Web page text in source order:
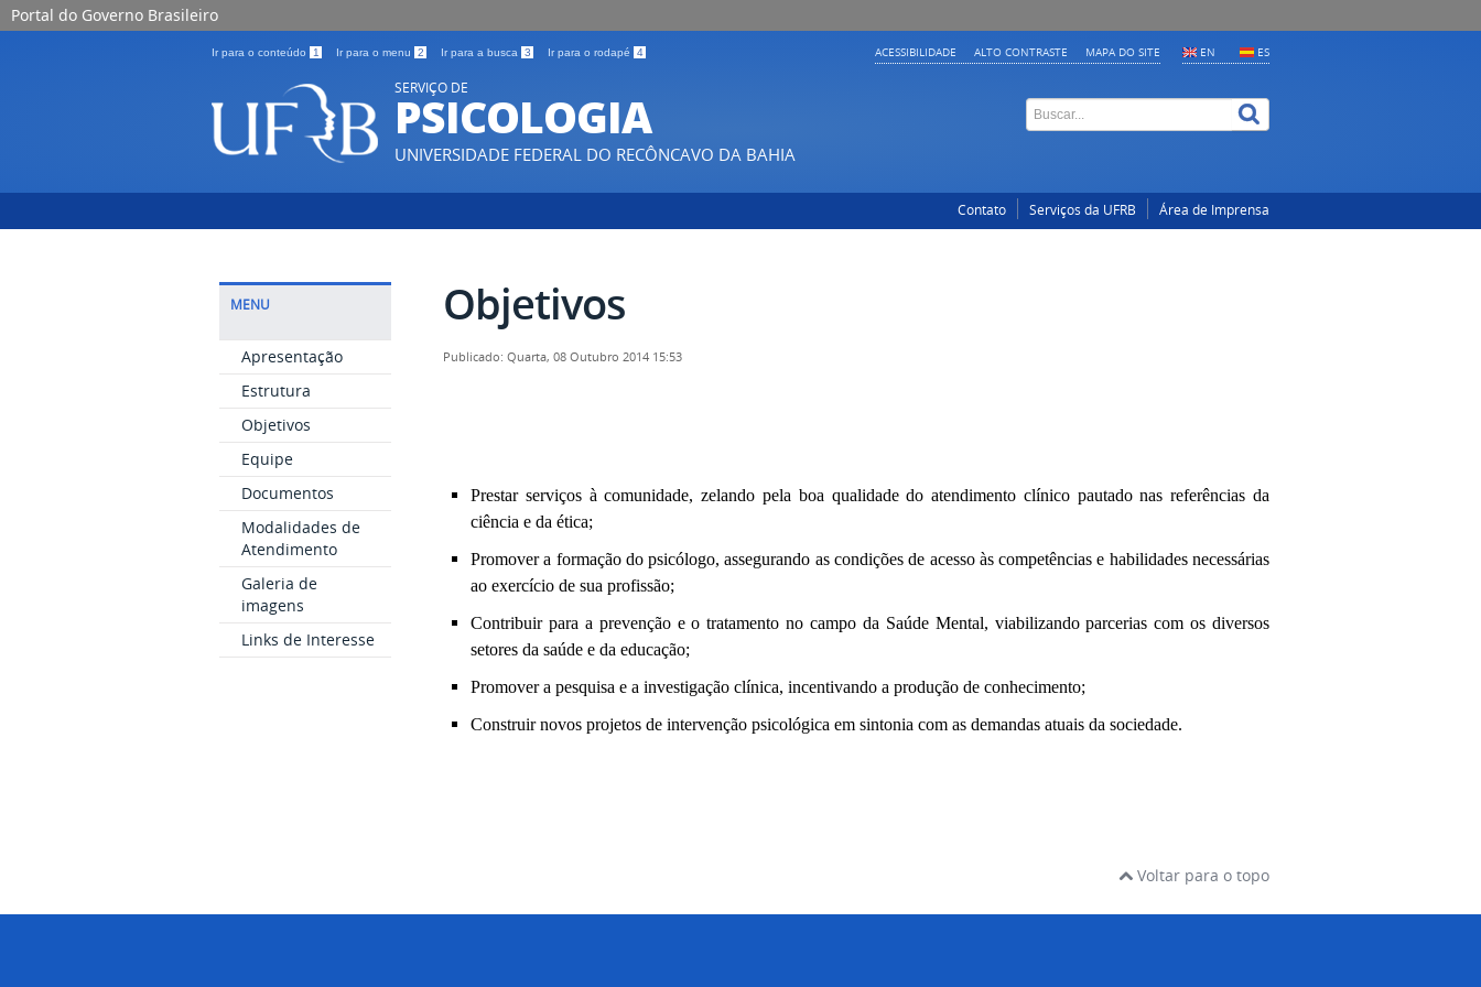
Portal do Governo Brasileiro
Ir para o conteúdo 1 Ir para o menu 2 Ir para a busca 3 Ir para o rodapé 4 EN ES
ACESSIBILIDADE ALTO CONTRASTE MAPA DO SITE
SERVIÇO DE
PSICOLOGIA
UNIVERSIDADE FEDERAL DO RECÔNCAVO DA BAHIA
Contato Serviços da UFRB Área de Imprensa
MENU
Apresentação
Estrutura
Objetivos
Equipe
Documentos
Modalidades de
Atendimento
Galeria de
imagens
Links de Interesse
Objetivos
Publicado: Quarta, 08 Outubro 2014 15:53
Prestar serviços à comunidade, zelando pela boa qualidade do atendimento clínico pautado nas referências da
ciência e da ética;
Promover a formação do psicólogo, assegurando as condições de acesso às competências e habilidades necessárias
ao exercício de sua profissão;
Contribuir para a prevenção e o tratamento no campo da Saúde Mental, viabilizando parcerias com os diversos
setores da saúde e da educação;
Promover a pesquisa e a investigação clínica, incentivando a produção de conhecimento;
Construir novos projetos de intervenção psicológica em sintonia com as demandas atuais da sociedade.
Voltar para o topo